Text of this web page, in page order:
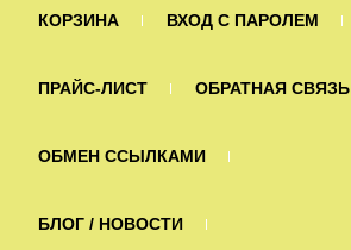
КОРЗИНА ВХОД С ПАРОЛЕМ
ПРАЙС-ЛИСТ ОБРАТНАЯ СВЯЗЬ
ОБМЕН ССЫЛКАМИ
БЛОГ / НОВОСТИ